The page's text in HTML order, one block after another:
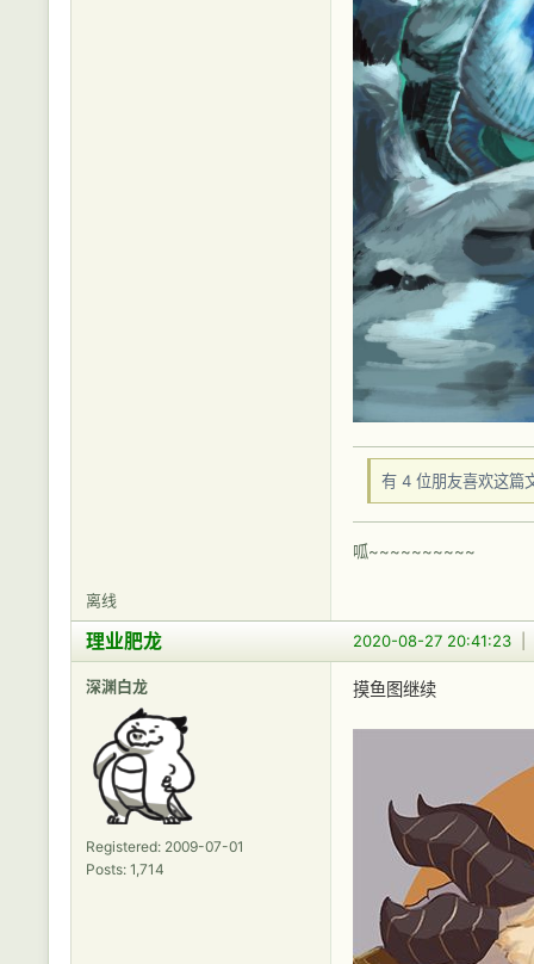
有 4 位朋友喜欢这篇
呱~~~~~~~~~~
离线
2020-08-27 20:41:23
理业肥龙
深渊白龙
Registered: 2009-07-01
Posts: 1,714
摸鱼图继续